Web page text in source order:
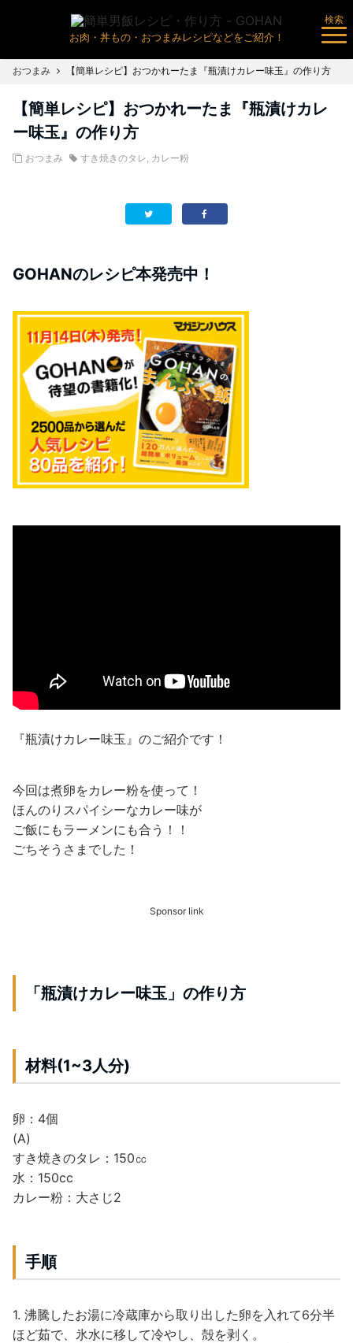
お肉・丼もの・おつまみレシピなどをご紹介！
検索
おつまみ 【簡単レシピ】おつかれーたま『瓶漬けカレー味玉』の作り方
【簡単レシピ】おつかれーたま『瓶漬けカレ
ー味玉』の作り方
おつまみ すき焼きのタレ, カレー粉
GOHANのレシピ本発売中！
『瓶漬けカレー味玉』のご紹介です！
今回は煮卵をカレー粉を使って！
ほんのりスパイシーなカレー味が
ご飯にもラーメンにも合う！！
ごちそうさまでした！
Sponsor link
「瓶漬けカレー味玉」の作り方
材料(1~3人分)
卵：4個
(A)
すき焼きのタレ：150㏄
水：150cc
カレー粉：大さじ2
手順
1. 沸騰したお湯に冷蔵庫から取り出した卵を入れて6分半
ほど茹で、氷水に移して冷やし、殻を剥く。